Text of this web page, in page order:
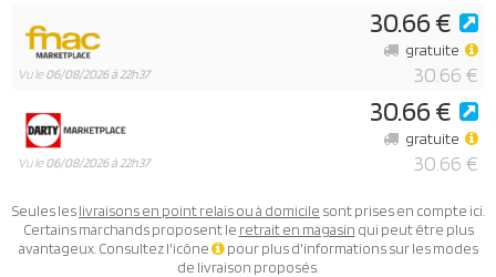
Vu le06/08/2026 à 22h37
30.66 €
30.66 €
gratuite
Vu le06/08/2026 à 22h37
30.66 €
30.66 €
gratuite
Seules leslivraisons en point relais ou à domicile sont prises en compte ici.
Certains marchands proposent le retrait en magasin qui peut être plus
avantageux. Consultez l'icône
pour plus d'informations sur les modes
de livraison proposés.